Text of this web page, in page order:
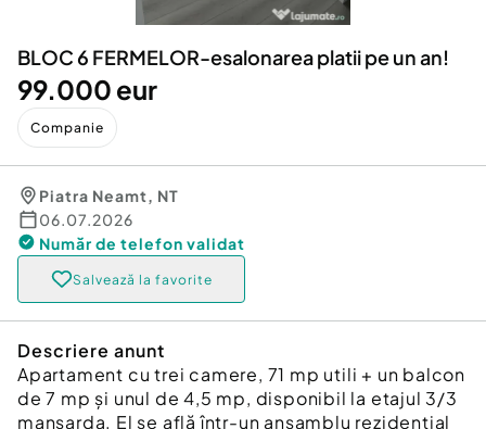
BLOC 6 FERMELOR-esalonarea platii pe un an!
99.000 eur
Companie
Piatra Neamt, NT
06.07.2026
Număr de telefon validat
Salvează la favorite
Descriere anunt
Apartament cu trei camere, 71 mp utili + un balcon
de 7 mp și unul de 4,5 mp, disponibil la etajul 3/3
mansarda. El se află într-un ansamblu rezidențial